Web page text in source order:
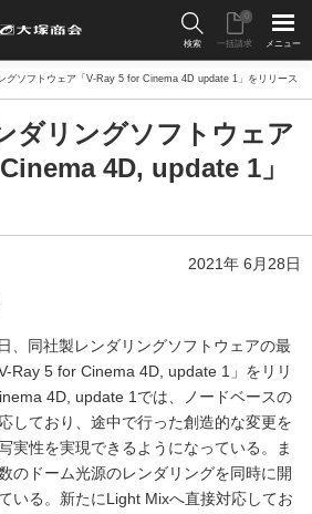
検索 一括請求
0
メニュー
グソフトウェア「V-Ray 5 for Cinema 4D update 1」をリリース
ダリングソフトウェア
4D, update 1」
2021年 6月28日
、同社製レンダリングソフトウェアの最
Ray 5 for Cinema 4D, update 1」をリリ
4D, update 1では、ノードベースの
しており、途中で行った創造的な変更を
実性を実現できるようになっている。ま
のドーム光源のレンダリングを同時に開
いる。新たにLight Mixへ直接対応してお